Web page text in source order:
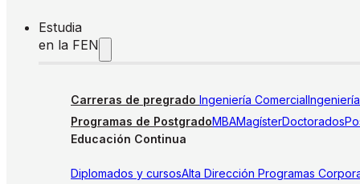
Estudia
en la FEN
Carreras de pregrado Ingeniería Comercial
Programas de PostgradoMBAMagísterDoctorados
Educación Continua
Diplomados y cursosAlta Dirección Programas